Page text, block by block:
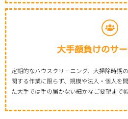
大手顔負けのサ
定期的なハウスクリーニング、大掃除時期
関する作業に限らず、規模や法人・個人を
た大手では手の届かない細かなご要望まで